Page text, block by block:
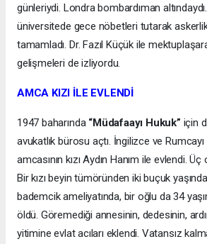
günleriydi. Londra bombardıman
üniversitede gece nöbetleri tutarak
tamamladı. Dr. Fazıl Küçük ile
gelişmeleri de izliyordu.
AMCA KIZI İLE EVLENDİ
1947 baharında “Müdafaayı Hukuk” için
avukatlık bürosu açtı. İngilizce ve
amcasının kızı Aydın Hanım ile evlendi.
Bir kızı beyin tümöründen iki buçuk
bademcik ameliyatında, bir oğlu da 34
öldü. Göremediği annesinin, dedesinin,
yitimine evlat acıları eklendi. Vatansız